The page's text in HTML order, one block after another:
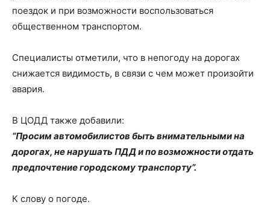
поездок и при возможности воспользоваться
общественном транспортом.
Специалисты отметили, что в непогоду на дорогах
снижается видимость, в связи с чем может произойти
авария.
В ЦОДД также добавили:
“Просим автомобилистов быть внимательными на
дорогах, не нарушать ПДД и по возможности отдать
предпочтение городскому транспорту”.
К слову о погоде.